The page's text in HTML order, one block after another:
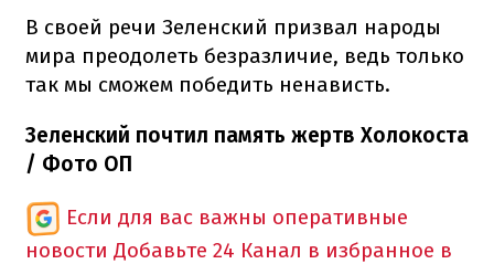
В своей речи Зеленский призвал народы
мира преодолеть безразличие, ведь только
так мы сможем победить ненависть.
Зеленский почтил память жертв Холокоста
/ Фото ОП
Если для вас важны оперативные
новости Добавьте 24 Канал в избранное в